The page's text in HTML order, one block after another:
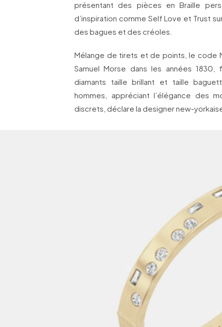
présentant des pièces en Braille
d’inspiration comme Self Love et Trust
des bagues et des créoles.
Mélange de tirets et de points, le code
Samuel Morse dans les années
diamants taille brillant et taille
hommes, appréciant l’élégance des
discrets, déclare la designer new-